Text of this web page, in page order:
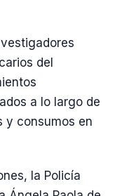
del
a lo largo de
y consumos en
la Policía